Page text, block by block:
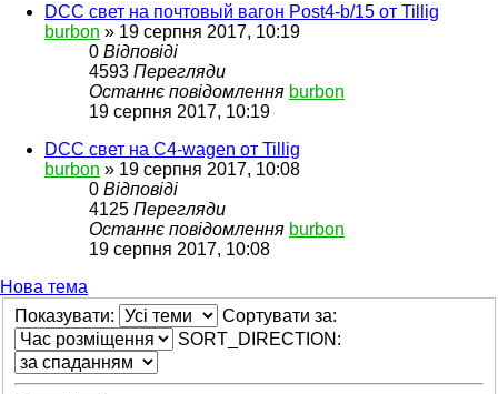
DCC свет на почтовый вагон Post4-b/15 от Tillig
burbon » 19 серпня 2017, 10:19
0 Відповіді
4593 Перегляди
Останнє повідомлення burbon
19 серпня 2017, 10:19
DCC свет на C4-wagen от Tillig
burbon » 19 серпня 2017, 10:08
0 Відповіді
4125 Перегляди
Останнє повідомлення burbon
19 серпня 2017, 10:08
Нова тема
Показувати:
Сортувати за:
SORT_DIRECTION: